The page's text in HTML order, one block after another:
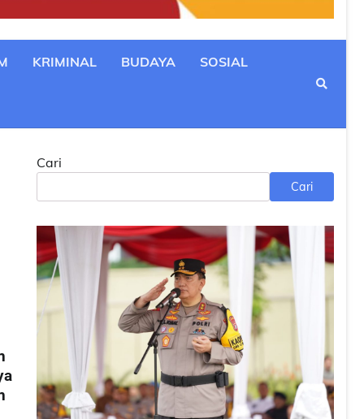
KRIMINAL BUDAYA SOSIAL
Cari
Cari